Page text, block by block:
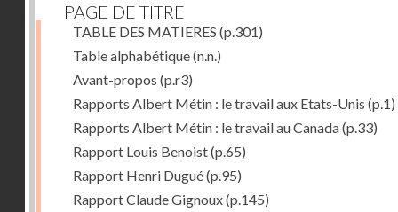
PAGE DE TITRE
TABLE DES MATIERES (p.301)
Table alphabétique(n.n.)
Avant-propos (p.r3)
Rapports Albert Métin : le travail aux Etats-Unis (p.1)
Rapports Albert Métin : le travail au Canada(p.33)
Rapport Louis Benoist(p.65)
Rapport Henri Dugué(p.95)
Rapport Claude Gignoux(p.145)